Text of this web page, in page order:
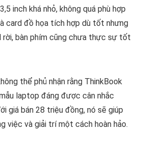
inch khá nhỏ, không quá phù hợp
card đồ họa tích hợp dù tốt nhưng
rời, bàn phím cũng chưa thực sự tốt
thể phủ nhận rằng ThinkBook
laptop đáng được cân nhắc
giá bán 28 triệu đồng, nó sẽ giúp
việc và giải trí một cách hoàn hảo.